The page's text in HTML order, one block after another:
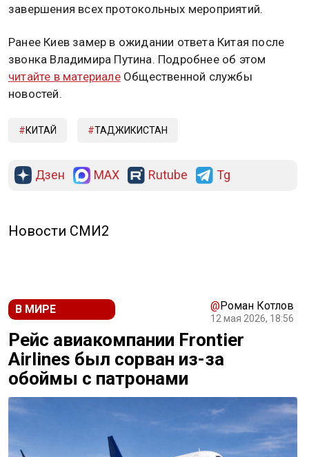
завершения всех протокольных мероприятий.
Ранее Киев замер в ожидании ответа Китая после
звонка Владимира Путина. Подробнее об этом
читайте в материалеОбщественной службы
новостей.
КИТАЙ ТАДЖИКИСТАН
Дзен MAX Rutube Tg
Новости СМИ2
В МИРЕ @Роман Котлов
12 мая 2026, 18:56
Рейс авиакомпании Frontier
Airlines был сорван из-за
обоймы с патронами